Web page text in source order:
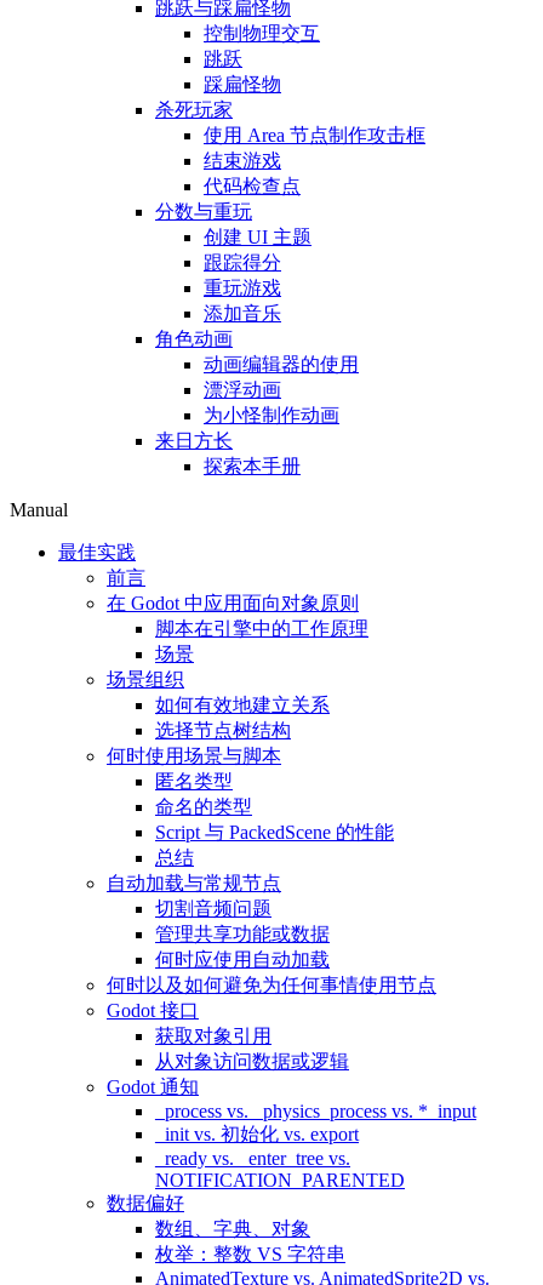
跳跃与踩扁怪物
控制物理交互
跳跃
踩扁怪物
杀死玩家
使用 Area 节点制作攻击框
结束游戏
代码检查点
分数与重玩
创建 UI 主题
跟踪得分
重玩游戏
添加音乐
角色动画
动画编辑器的使用
漂浮动画
为小怪制作动画
来日方长
探索本手册
Manual
最佳实践
前言
在 Godot 中应用面向对象原则
脚本在引擎中的工作原理
场景
场景组织
如何有效地建立关系
选择节点树结构
何时使用场景与脚本
匿名类型
命名的类型
Script 与 PackedScene 的性能
总结
自动加载与常规节点
切割音频问题
管理共享功能或数据
何时应使用自动加载
何时以及如何避免为任何事情使用节点
Godot 接口
获取对象引用
从对象访问数据或逻辑
Godot 通知
_process vs. _physics_process vs. *_input
_init vs. 初始化 vs. export
_ready vs. _enter_tree vs.
NOTIFICATION_PARENTED
数据偏好
数组、字典、对象
枚举：整数 VS 字符串
AnimatedTexture vs. AnimatedSprite2D vs.